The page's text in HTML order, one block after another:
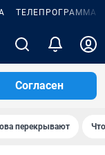
ТЕЛЕПРОГРАММА
Согласен
перекрывают